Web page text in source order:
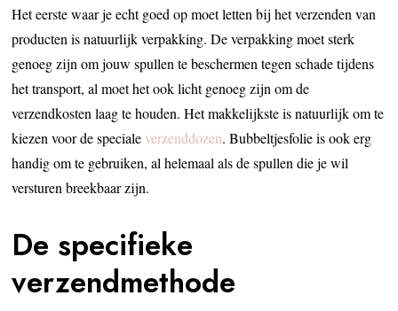
Het eerste waar je echt goed op moet letten bij het verzenden van
producten is natuurlijk verpakking. De verpakking moet sterk
genoeg zijn om jouw spullen te beschermen tegen schade tijdens
het transport, al moet het ook licht genoeg zijn om de
verzendkosten laag te houden. Het makkelijkste is natuurlijk om te
kiezen voor de speciale verzenddozen. Bubbeltjesfolie is ook erg
handig om te gebruiken, al helemaal als de spullen die je wil
versturen breekbaar zijn.
De specifieke
verzendmethode